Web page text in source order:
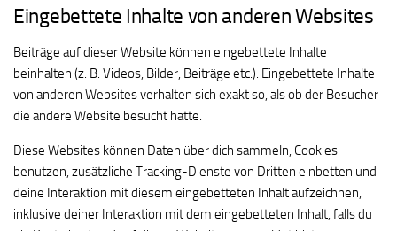
Eingebettete Inhalte von anderen Websites
Beiträge auf dieser Website können eingebettete Inhalte
beinhalten (z. B. Videos, Bilder, Beiträge etc.). Eingebettete Inhalte
von anderen Websites verhalten sich exakt so, als ob der Besucher
die andere Website besucht hätte.
Diese Websites können Daten über dich sammeln, Cookies
benutzen, zusätzliche Tracking-Dienste von Dritten einbetten und
deine Interaktion mit diesem eingebetteten Inhalt aufzeichnen,
inklusive deiner Interaktion mit dem eingebetteten Inhalt, falls du